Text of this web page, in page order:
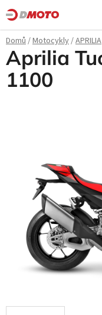
Přejít
na
obsah
Domů/Motocykly/APRILIA
Aprilia
1100